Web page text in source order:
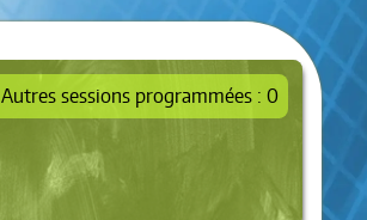
Autres sessions programmées : 0